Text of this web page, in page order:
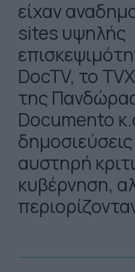
είχαν
sites υψηλής
DocTV, το
της
Documento
αυστηρή
κυβέρνηση,